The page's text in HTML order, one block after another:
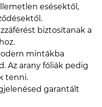
esésektől,
biztosítanak a
mintákba
Az arany fóliák pedig
tenni.
garantált